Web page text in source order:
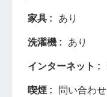
家具 あり
洗濯機 あり
インターネット
喫煙 問い合わせ